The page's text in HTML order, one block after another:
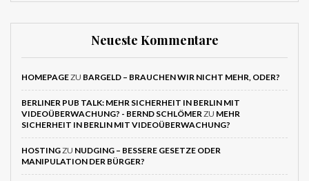
Neueste Kommentare
HOMEPAGEZU BARGELD – BRAUCHEN WIR NICHT MEHR, ODER?
BERLINER PUB TALK: MEHR SICHERHEIT IN BERLIN MIT
VIDEOÜBERWACHUNG? - BERND SCHLÖMERZU MEHR
SICHERHEIT IN BERLIN MIT VIDEOÜBERWACHUNG?
HOSTINGZU NUDGING – BESSERE GESETZE ODER
MANIPULATION DER BÜRGER?